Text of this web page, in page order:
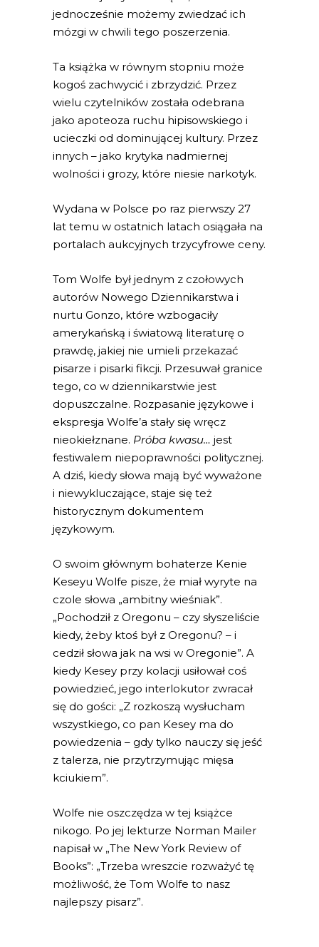
jednocześnie możemy zwiedzać ich
mózgi w chwili tego poszerzenia.
Ta książka w równym stopniu może
kogoś zachwycić i zbrzydzić. Przez
wielu czytelników została odebrana
jako apoteoza ruchu hipisowskiego i
ucieczki od dominującej kultury. Przez
innych – jako krytyka nadmiernej
wolności i grozy, które niesie narkotyk.
Wydana w Polsce po raz pierwszy 27
lat temu w ostatnich latach osiągała na
portalach aukcyjnych trzycyfrowe ceny.
Tom Wolfe był jednym z czołowych
autorów Nowego Dziennikarstwa i
nurtu Gonzo, które wzbogaciły
amerykańską i światową literaturę o
prawdę, jakiej nie umieli przekazać
pisarze i pisarki fikcji. Przesuwał granice
tego, co w dziennikarstwie jest
dopuszczalne. Rozpasanie językowe i
ekspresja Wolfe’a stały się wręcz
nieokiełznane. Próba kwasu… jest
festiwalem niepoprawności politycznej.
A dziś, kiedy słowa mają być wyważone
i niewykluczające, staje się też
historycznym dokumentem
językowym.
O swoim głównym bohaterze Kenie
Keseyu Wolfe pisze, że miał wyryte na
czole słowa „ambitny wieśniak”.
„Pochodził z Oregonu – czy słyszeliście
kiedy, żeby ktoś był z Oregonu? – i
cedził słowa jak na wsi w Oregonie”. A
kiedy Kesey przy kolacji usiłował coś
powiedzieć, jego interlokutor zwracał
się do gości: „Z rozkoszą wysłucham
wszystkiego, co pan Kesey ma do
powiedzenia – gdy tylko nauczy się jeść
z talerza, nie przytrzymując mięsa
kciukiem”.
Wolfe nie oszczędza w tej książce
nikogo. Po jej lekturze Norman Mailer
napisał w „The New York Review of
Books”: „Trzeba wreszcie rozważyć tę
możliwość, że Tom Wolfe to nasz
najlepszy pisarz”.